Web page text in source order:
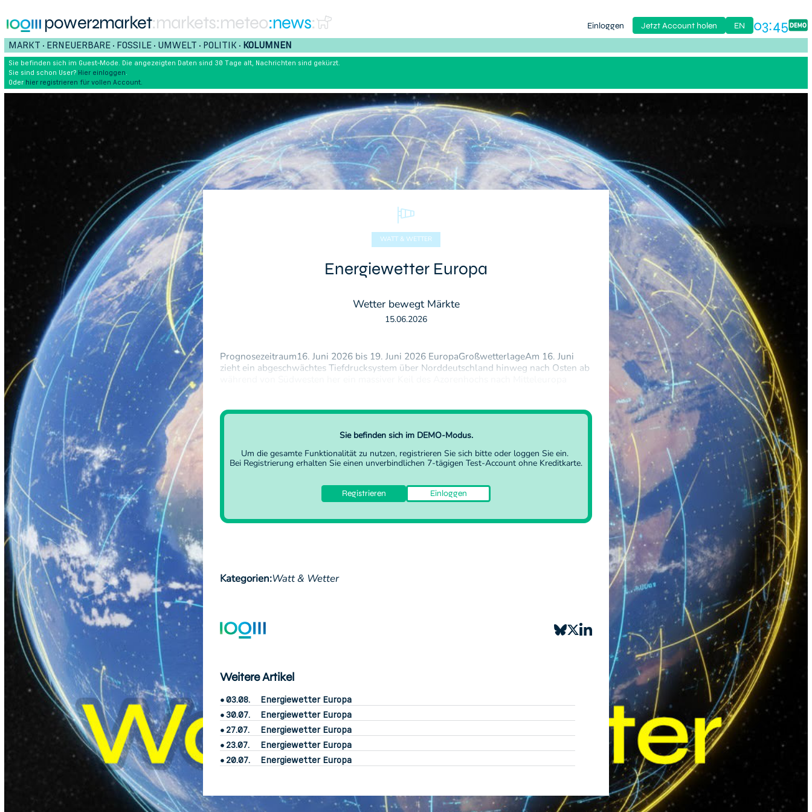
power2market:markets:meteo:news: Einloggen Jetzt Account holen EN 03:45
MARKT • ERNEUERBARE • FOSSILE • UMWELT • POLITIK • KOLUMNEN
Sie befinden sich im Guest-Mode. Die angezeigten Daten sind 30 Tage alt, Nachrichten sind gekürzt.
Sie sind schon User? Hier einloggen
Oder hier registrieren für vollen Account.
WATT & WETTER
Energiewetter Europa
Wetter bewegt Märkte
15.06.2026
Prognosezeitraum16. Juni 2026 bis 19. Juni 2026 EuropaGroßwetterlageAm 16. Juni
zieht ein abgeschwächtes Tiefdrucksystem über Norddeutschland hinweg nach Osten ab
Sie befinden sich im DEMO-Modus.
Um die gesamte Funktionalität zu nutzen, registrieren Sie sich bitte oder loggen Sie ein.
Bei Registrierung erhalten Sie einen unverbindlichen 7-tägigen Test-Account ohne Kreditkarte.
Registrieren Einloggen
Kategorien:Watt & Wetter
Weitere Artikel
03.08.
Energiewetter Europa
30.07.
Energiewetter Europa
27.07.
Energiewetter Europa
23.07.
Energiewetter Europa
20.07.
Energiewetter Europa